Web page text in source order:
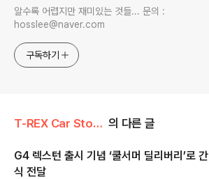
알수록 어렵지만 재미있는 것들... 문의 :
hosslee@naver.com
구독하기
T-REX Car Story/Car 시장&업계이야기 의 다른 글
G4 렉스턴 출시 기념 ‘쿨서머 딜리버리’로 간
식 전달